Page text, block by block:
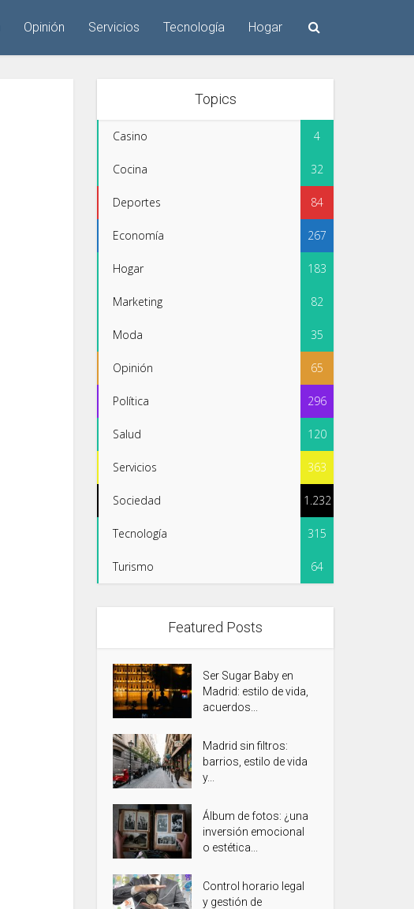
Opinión Servicios Tecnología Hogar
Topics
Casino 4
Cocina 32
Deportes 84
Economía 267
Hogar 183
Marketing 82
Moda 35
Opinión 65
Política 296
Salud 120
Servicios 363
Sociedad 1.232
Tecnología 315
Turismo 64
Featured Posts
Ser Sugar Baby en
Madrid: estilo de vida,
acuerdos...
Madrid sin filtros:
barrios, estilo de vida
y...
Álbum de fotos: ¿una
inversión emocional
o estética...
Control horario legal
y gestión de